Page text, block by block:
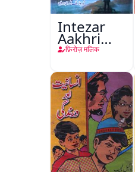
Intezar
Aakhri
Lamha
फ़िरोज़ मलिक